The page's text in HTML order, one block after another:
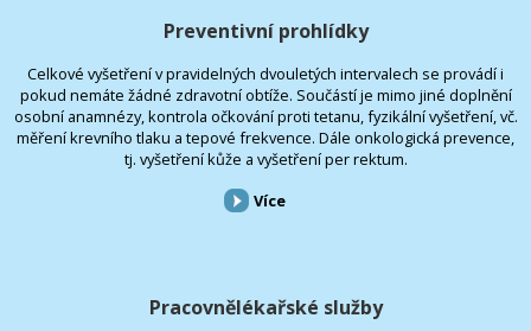
Preventivní prohlídky
Celkové vyšetření v pravidelných dvouletých intervalech se provádí i
pokud nemáte žádné zdravotní obtíže. Součástí je mimo jiné doplnění
osobní anamnézy, kontrola očkování proti tetanu, fyzikální vyšetření, vč.
měření krevního tlaku a tepové frekvence. Dále onkologická prevence,
tj. vyšetření kůže a vyšetření per rektum.
Více
Pracovnělékařské služby